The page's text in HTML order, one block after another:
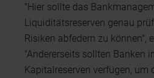
"Hier sollte das
Liquiditätsreserven genau
Risiken abfedern zu können",
"Andererseits sollten Banken
Kapitalreserven verfügen, um